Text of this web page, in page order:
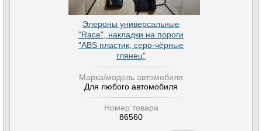
Элероны универсальные
"Race", накладки на пороги
"ABS пластик, серо-чёрные
глянец"
Марка/модель автомобиля
Для любого автомобиля
Номер товара
86560